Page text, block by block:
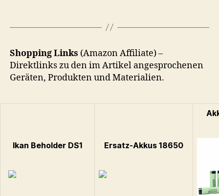
Shopping Links (Amazon Affiliate) –
Direktlinks zu den im Artikel angesprochenen
Geräten, Produkten und Materialien.
Ikan Beholder DS1 Ersatz-Akkus 18650